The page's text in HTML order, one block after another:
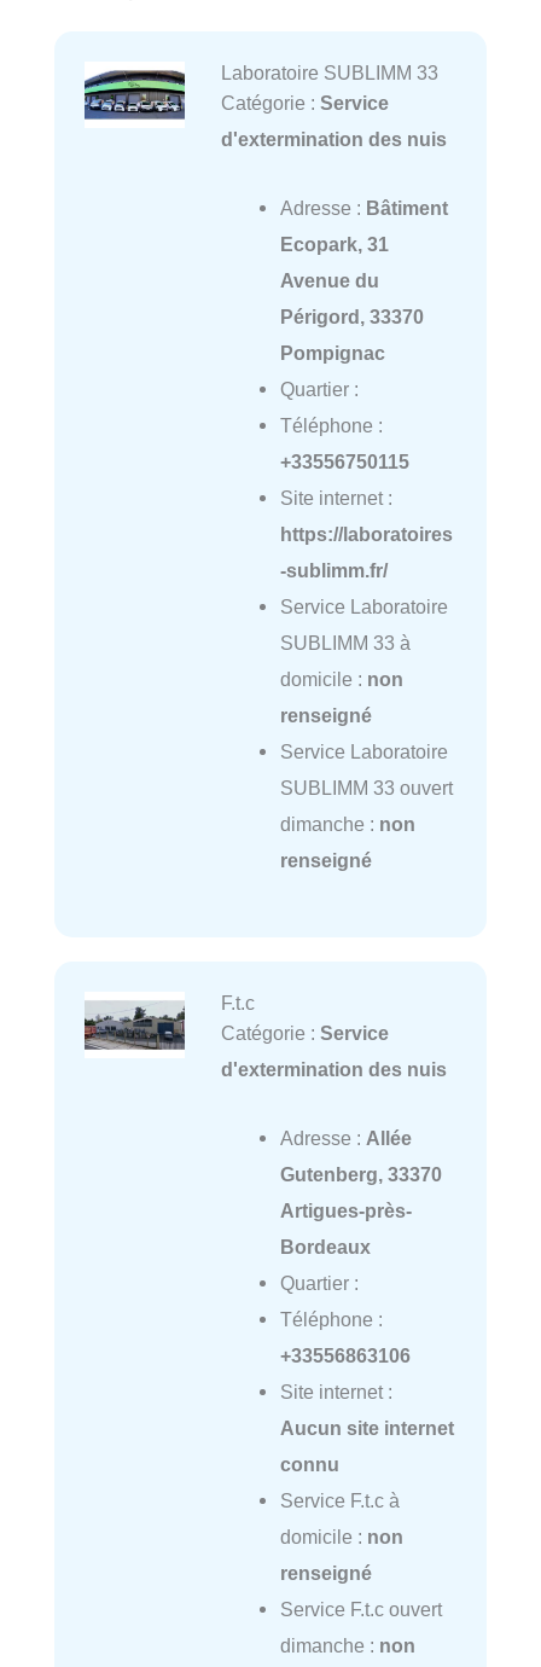
Laboratoire SUBLIMM 33
Catégorie : Service
d'extermination des nuis
Adresse : Bâtiment
Ecopark, 31
Avenue du
Périgord, 33370
Pompignac
Quartier :
Téléphone :
+33556750115
Site internet :
https://laboratoires
-sublimm.fr/
Service Laboratoire
SUBLIMM 33 à
domicile : non
renseigné
Service Laboratoire
SUBLIMM 33 ouvert
dimanche : non
renseigné
F.t.c
Catégorie : Service
d'extermination des nuis
Adresse : Allée
Gutenberg, 33370
Artigues-près-
Bordeaux
Quartier :
Téléphone :
+33556863106
Site internet :
Aucun site internet
connu
Service F.t.c à
domicile : non
renseigné
Service F.t.c ouvert
dimanche : non